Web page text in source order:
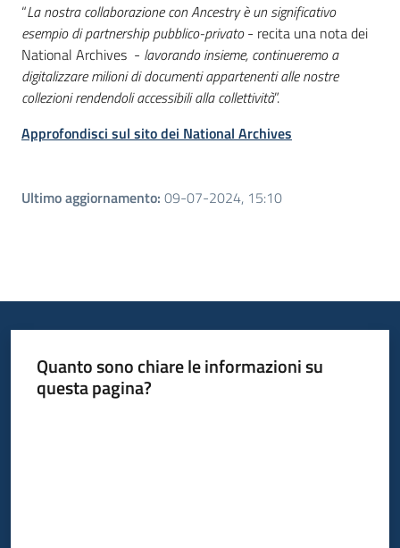
“La nostra collaborazione con Ancestry è un significativo
esempio di partnership pubblico-privato- recita una nota dei
National Archives - lavorando insieme, continueremo a
digitalizzare milioni di documenti appartenenti alle nostre
collezioni rendendoli accessibili alla collettività”.
Approfondisci sul sito dei National Archives
Ultimo aggiornamento: 09-07-2024, 15:10
Quanto sono chiare le informazioni su
questa pagina?